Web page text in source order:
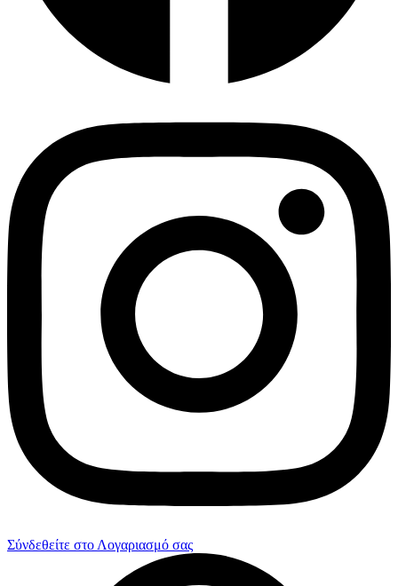
Σύνδεθείτε στο Λογαριασμό σας